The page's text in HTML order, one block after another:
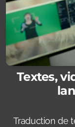
Textes,
Traduction de